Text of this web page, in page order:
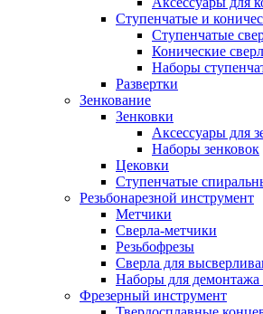
Ступенчатые и
Ступенчатые
Конические
Наборы
Развертки
Зенкование
Зенковки
Аксессуары для
Наборы зенковок
Цековки
Ступенчатые
Резьбонарезной инструмент
Метчики
Сверла-метчики
Резьбофрезы
Сверла для
Наборы для демонтажа
Фрезерный инструмент